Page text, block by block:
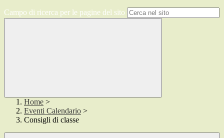
Campo di ricerca per le pagine del sito
Home >
Eventi Calendario >
Consigli di classe